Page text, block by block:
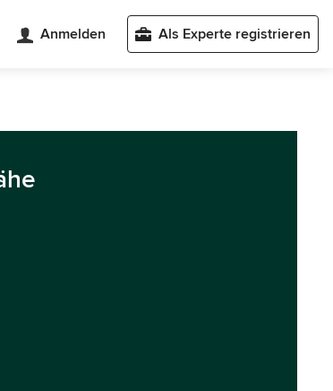
Anmelden Als Experte registrieren